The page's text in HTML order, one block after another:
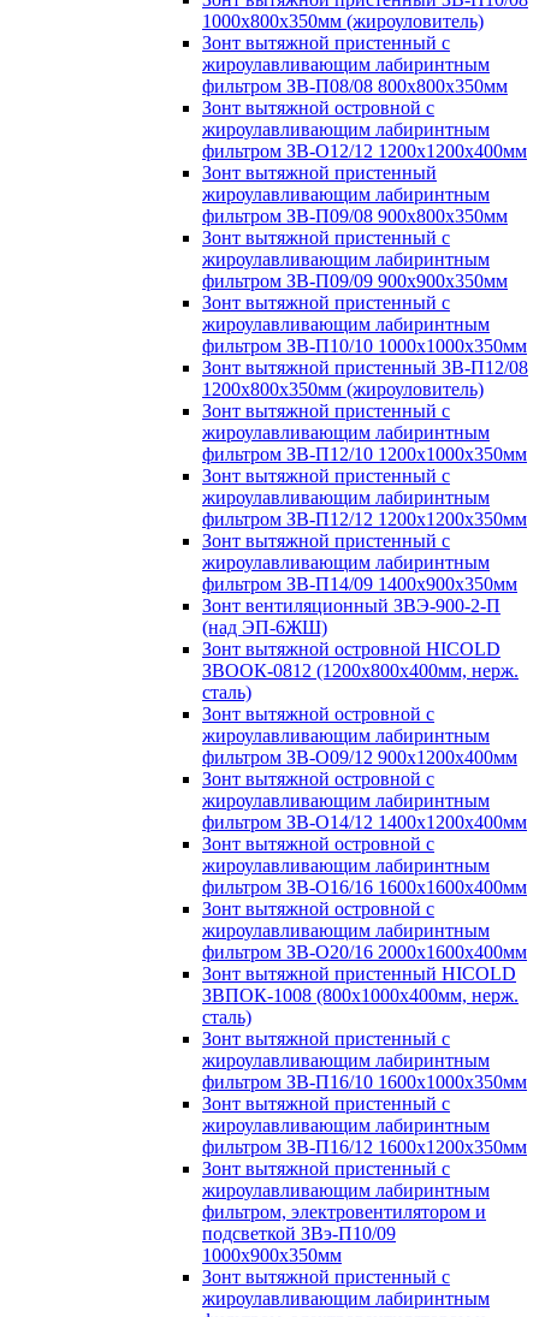
1000х800х350мм (жироуловитель)
Зонт вытяжной пристенный с
жироулавливающим лабиринтным
фильтром ЗВ-П08/08 800х800х350мм
Зонт вытяжной островной с
жироулавливающим лабиринтным
фильтром ЗВ-О12/12 1200х1200х400мм
Зонт вытяжной пристенный
жироулавливающим лабиринтным
фильтром ЗВ-П09/08 900х800х350мм
Зонт вытяжной пристенный с
жироулавливающим лабиринтным
фильтром ЗВ-П09/09 900х900х350мм
Зонт вытяжной пристенный с
жироулавливающим лабиринтным
фильтром ЗВ-П10/10 1000х1000х350мм
Зонт вытяжной пристенный ЗВ-П12/08
1200х800х350мм (жироуловитель)
Зонт вытяжной пристенный с
жироулавливающим лабиринтным
фильтром ЗВ-П12/10 1200х1000х350мм
Зонт вытяжной пристенный с
жироулавливающим лабиринтным
фильтром ЗВ-П12/12 1200х1200х350мм
Зонт вытяжной пристенный с
жироулавливающим лабиринтным
фильтром ЗВ-П14/09 1400х900х350мм
Зонт вентиляционный ЗВЭ-900-2-П
(над ЭП-6ЖШ)
Зонт вытяжной островной HICOLD
ЗВООК-0812 (1200х800x400мм, нерж.
сталь)
Зонт вытяжной островной с
жироулавливающим лабиринтным
фильтром ЗВ-О09/12 900х1200х400мм
Зонт вытяжной островной с
жироулавливающим лабиринтным
фильтром ЗВ-О14/12 1400х1200х400мм
Зонт вытяжной островной с
жироулавливающим лабиринтным
фильтром ЗВ-О16/16 1600х1600х400мм
Зонт вытяжной островной с
жироулавливающим лабиринтным
фильтром ЗВ-О20/16 2000х1600х400мм
Зонт вытяжной пристенный HICOLD
ЗВПОК-1008 (800х1000х400мм, нерж.
сталь)
Зонт вытяжной пристенный с
жироулавливающим лабиринтным
фильтром ЗВ-П16/10 1600х1000х350мм
Зонт вытяжной пристенный с
жироулавливающим лабиринтным
фильтром ЗВ-П16/12 1600х1200х350мм
Зонт вытяжной пристенный с
жироулавливающим лабиринтным
фильтром, электровентилятором и
подсветкой ЗВэ-П10/09
1000х900х350мм
Зонт вытяжной пристенный с
жироулавливающим лабиринтным